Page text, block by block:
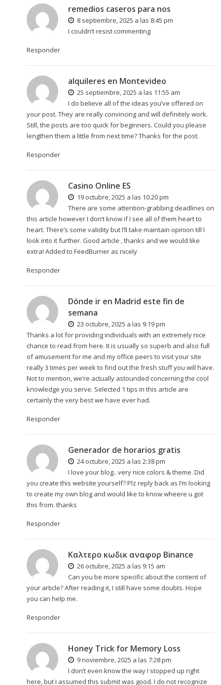
remedios caseros para nos
8 septiembre, 2025 a las 8:45 pm
I couldn’t resist commenting
Responder
alquileres en Montevideo
25 septiembre, 2025 a las 11:55 am
I do believe all of the ideas you’ve offered on
your post. They are really convincing and will definitely work.
Still, the posts are too quick for beginners. Could you please
lengthen them a little from next time? Thanks for the post.
Responder
Casino Online ES
19 octubre, 2025 a las 10:20 pm
There are some attention-grabbing deadlines on
this article however I don’t know if I see all of them heart to
heart. There’s some validity but I’ll take maintain opinion till I
look into it further. Good article , thanks and we would like
extra! Added to FeedBurner as nicely
Responder
Dónde ir en Madrid este fin de
semana
23 octubre, 2025 a las 9:19 pm
Thanks a lot for providing individuals with an extremely nice
chance to read from here. It is usually so superb and also full
of amusement for me and my office peers to visit your site
really 3 times per week to find out the fresh stuff you will have.
Not to mention, we’re actually astounded concerning the cool
knowledge you serve. Selected 1 tips in this article are
certainly the very best we have ever had.
Responder
Generador de horarios gratis
24 octubre, 2025 a las 2:38 pm
I love your blog.. very nice colors & theme. Did
you create this website yourself? Plz reply back as I’m looking
to create my own blog and would like to know wheere u got
this from. thanks
Responder
Καλτερο κωδικ αναφορ Binance
26 octubre, 2025 a las 9:15 am
Can you be more specific about the content of
your article? After reading it, I still have some doubts. Hope
you can help me.
Responder
Honey Trick for Memory Loss
9 noviembre, 2025 a las 7:28 pm
I don’t even know the way I stopped up right
here, but I assumed this submit was good. I do not recognize